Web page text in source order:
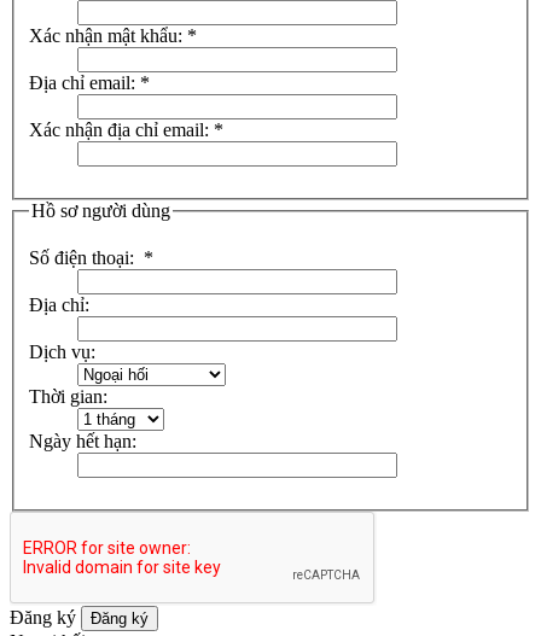
Xác nhận mật khẩu: *
Địa chỉ email: *
Xác nhận địa chỉ email: *
Hồ sơ người dùng
Số điện thoại: *
Địa chỉ:
Dịch vụ:
Thời gian:
Ngày hết hạn:
Đăng ký Đăng ký